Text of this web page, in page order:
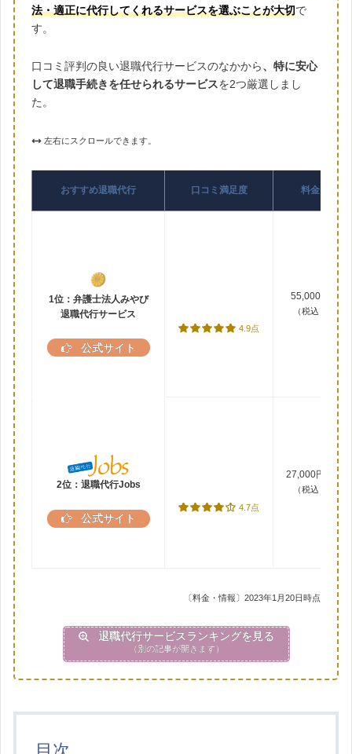
法・適正に代行してくれるサービスを選ぶことが大切で
す。
口コミ評判の良い退職代行サービスのなかから、特に安心
して退職手続きを任せられるサービスを2つ厳選しまし
た。
左右にスクロールできます。
おすすめ退職代行 口コミ満足度 料金
1位：弁護士法人みやび
退職代行サービス
公式サイト
4.9点
55,000円
（税込）
2位：退職代行Jobs
公式サイト
4.7点
27,000円～
（税込）
〔料金・情報〕2023年1月20日時点
退職代行サービスランキングを見る
（別の記事が開きます）